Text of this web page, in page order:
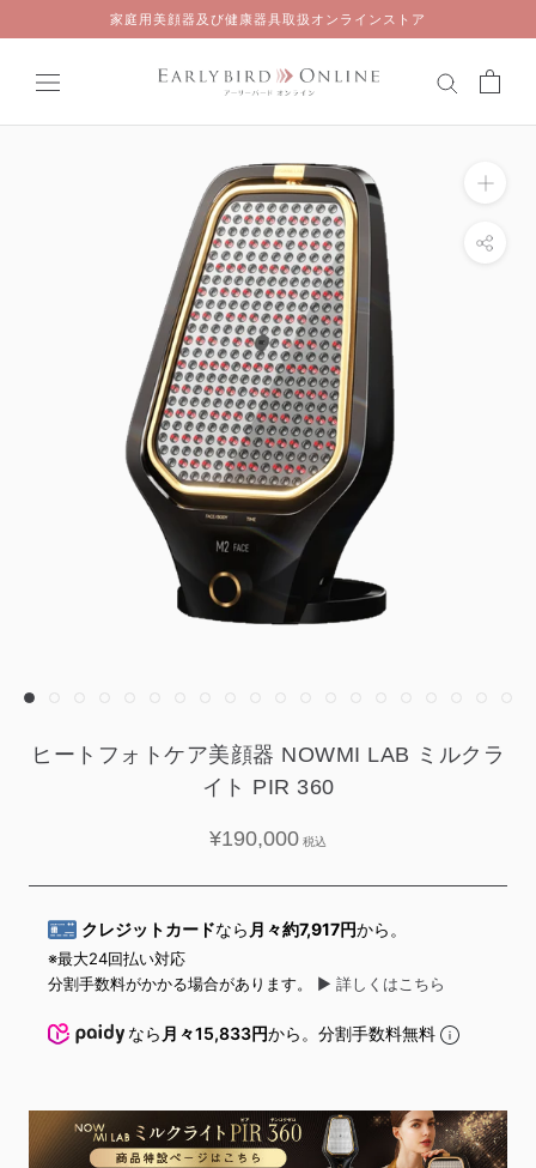
to
家庭用美顔器及び健康器具取扱オンラインストア
ヒートフォトケア美顔器 NOWMI LAB ミルクラ
イト PIR 360
¥190,000
クレジットカードなら 月々約7,917円から。
※最大24回払い対応
分割手数料がかかる場合があります。 ▶ 詳しくはこちら
なら 月々15,833円から。分割手数料無料